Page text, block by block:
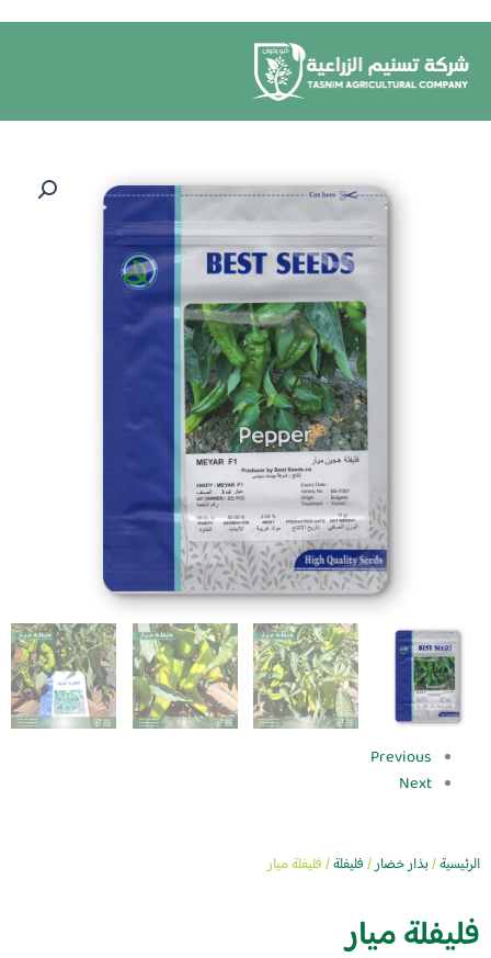
المحتوى
Previous
Next
الرئيسية/بذار خضار/فليفلة/ فليفلة ميار
فليفلة ميار